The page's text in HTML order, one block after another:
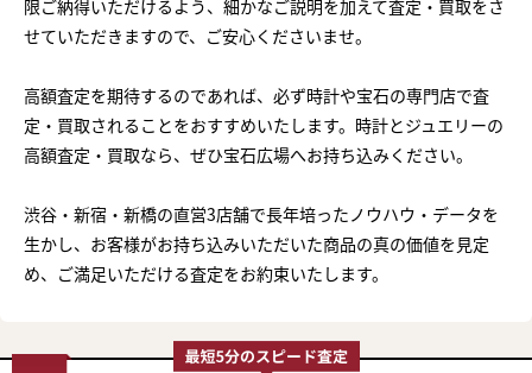
限ご納得いただけるよう、細かなご説明を加えて査定・買取をさ
せていただきますので、ご安心くださいませ。
高額査定を期待するのであれば、必ず時計や宝石の専門店で査
定・買取されることをおすすめいたします。時計とジュエリーの
高額査定・買取なら、ぜひ宝石広場へお持ち込みください。
渋谷・新宿・新橋の直営3店舗で長年培ったノウハウ・データを
生かし、お客様がお持ち込みいただいた商品の真の価値を見定
め、ご満足いただける査定をお約束いたします。